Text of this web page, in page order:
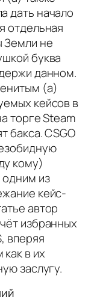
дать начало
отдельная
Земли не
буква
данном.
(а)
кейсов в
торге Steam
бакса. CSGO
кому)
одним из
кейс-
автор
избранных
вперяя
в их
заслугу.